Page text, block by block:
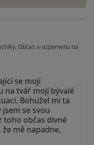
Občas si vzpomenu na
se mojí
na tvář mojí bývalé
Bohužel mi ta
se svou
toho občas divné
mě napadne,